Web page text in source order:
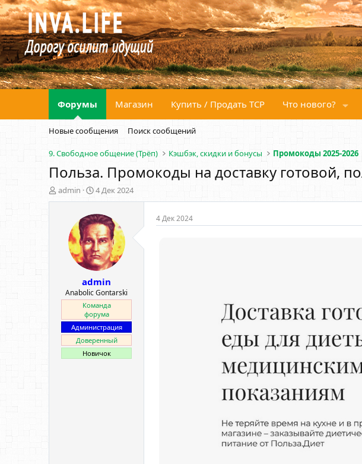
Форумы Магазин Купить / Продать ТСР Что нового?
Новые сообщения Поиск сообщений
9. Свободное общение (Трёп) Кэшбэк, скидки и бонусы Промокоды 2025-2026
Польза. Промокоды на доставку готовой,
А
в
admin
Д
а
а
н
а
ч
а
а
4 Дек 2024
admin
Anabolic Gontarski
Команда
форума
Администрация
Доверенный
Новичок
4 Дек 2024